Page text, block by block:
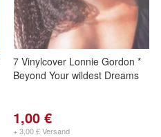
7 Vinylcover Lonnie Gordon *
Beyond Your wildest Dreams
1,00 €
+ 3,00 € Versand